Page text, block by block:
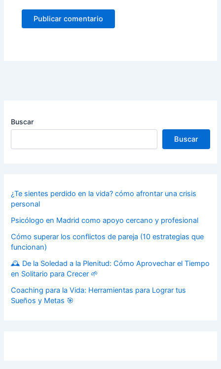
Buscar
Buscar
¿Te sientes perdido en la vida? cómo afrontar una crisis
personal
Psicólogo en Madrid como apoyo cercano y profesional
Cómo superar los conflictos de pareja (10 estrategias que
funcionan)
🕰️ De la Soledad a la Plenitud: Cómo Aprovechar el Tiempo
en Solitario para Crecer 🌱
Coaching para la Vida: Herramientas para Lograr tus
Sueños y Metas 🎯